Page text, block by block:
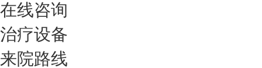
在线咨询
治疗设备
来院路线